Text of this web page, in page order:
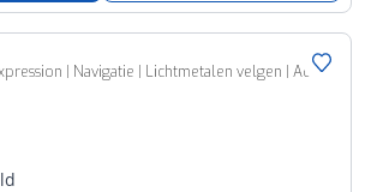
mild hybrid 140pk expression | Navigatie | Lichtmetalen velgen | Achteruitrijcamera |